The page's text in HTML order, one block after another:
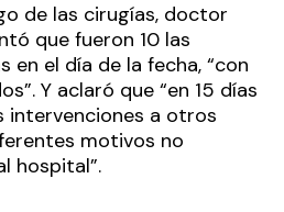
de las cirugías, doctor
que fueron 10 las
en el día de la fecha, “con
Y aclaró que “en 15 días
intervenciones a otros
motivos no
hospital”.